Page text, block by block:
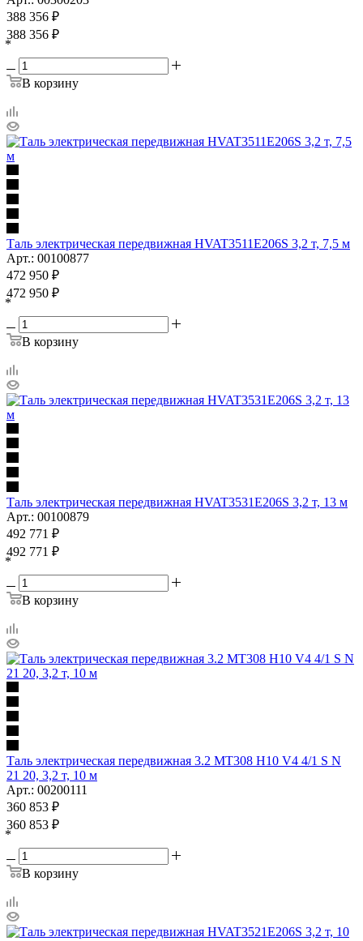
388 356 ₽
388 356 ₽
*
В корзину
Таль электрическая передвижная HVAT3511E206S 3,2 т, 7,5 м
Арт.: 00100877
472 950 ₽
472 950 ₽
*
В корзину
Таль электрическая передвижная HVAT3531E206S 3,2 т, 13 м
Арт.: 00100879
492 771 ₽
492 771 ₽
*
В корзину
Таль электрическая передвижная 3.2 MT308 H10 V4 4/1 S N
21 20, 3,2 т, 10 м
Арт.: 00200111
360 853 ₽
360 853 ₽
*
В корзину